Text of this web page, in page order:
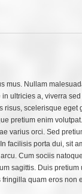
Nullam
ultricies a, viverra
scelerisque eget
pretium enim
varius orci. Sed
facilisis porta dui, sit
Cum sociis
sagittis. Duis
quam eros